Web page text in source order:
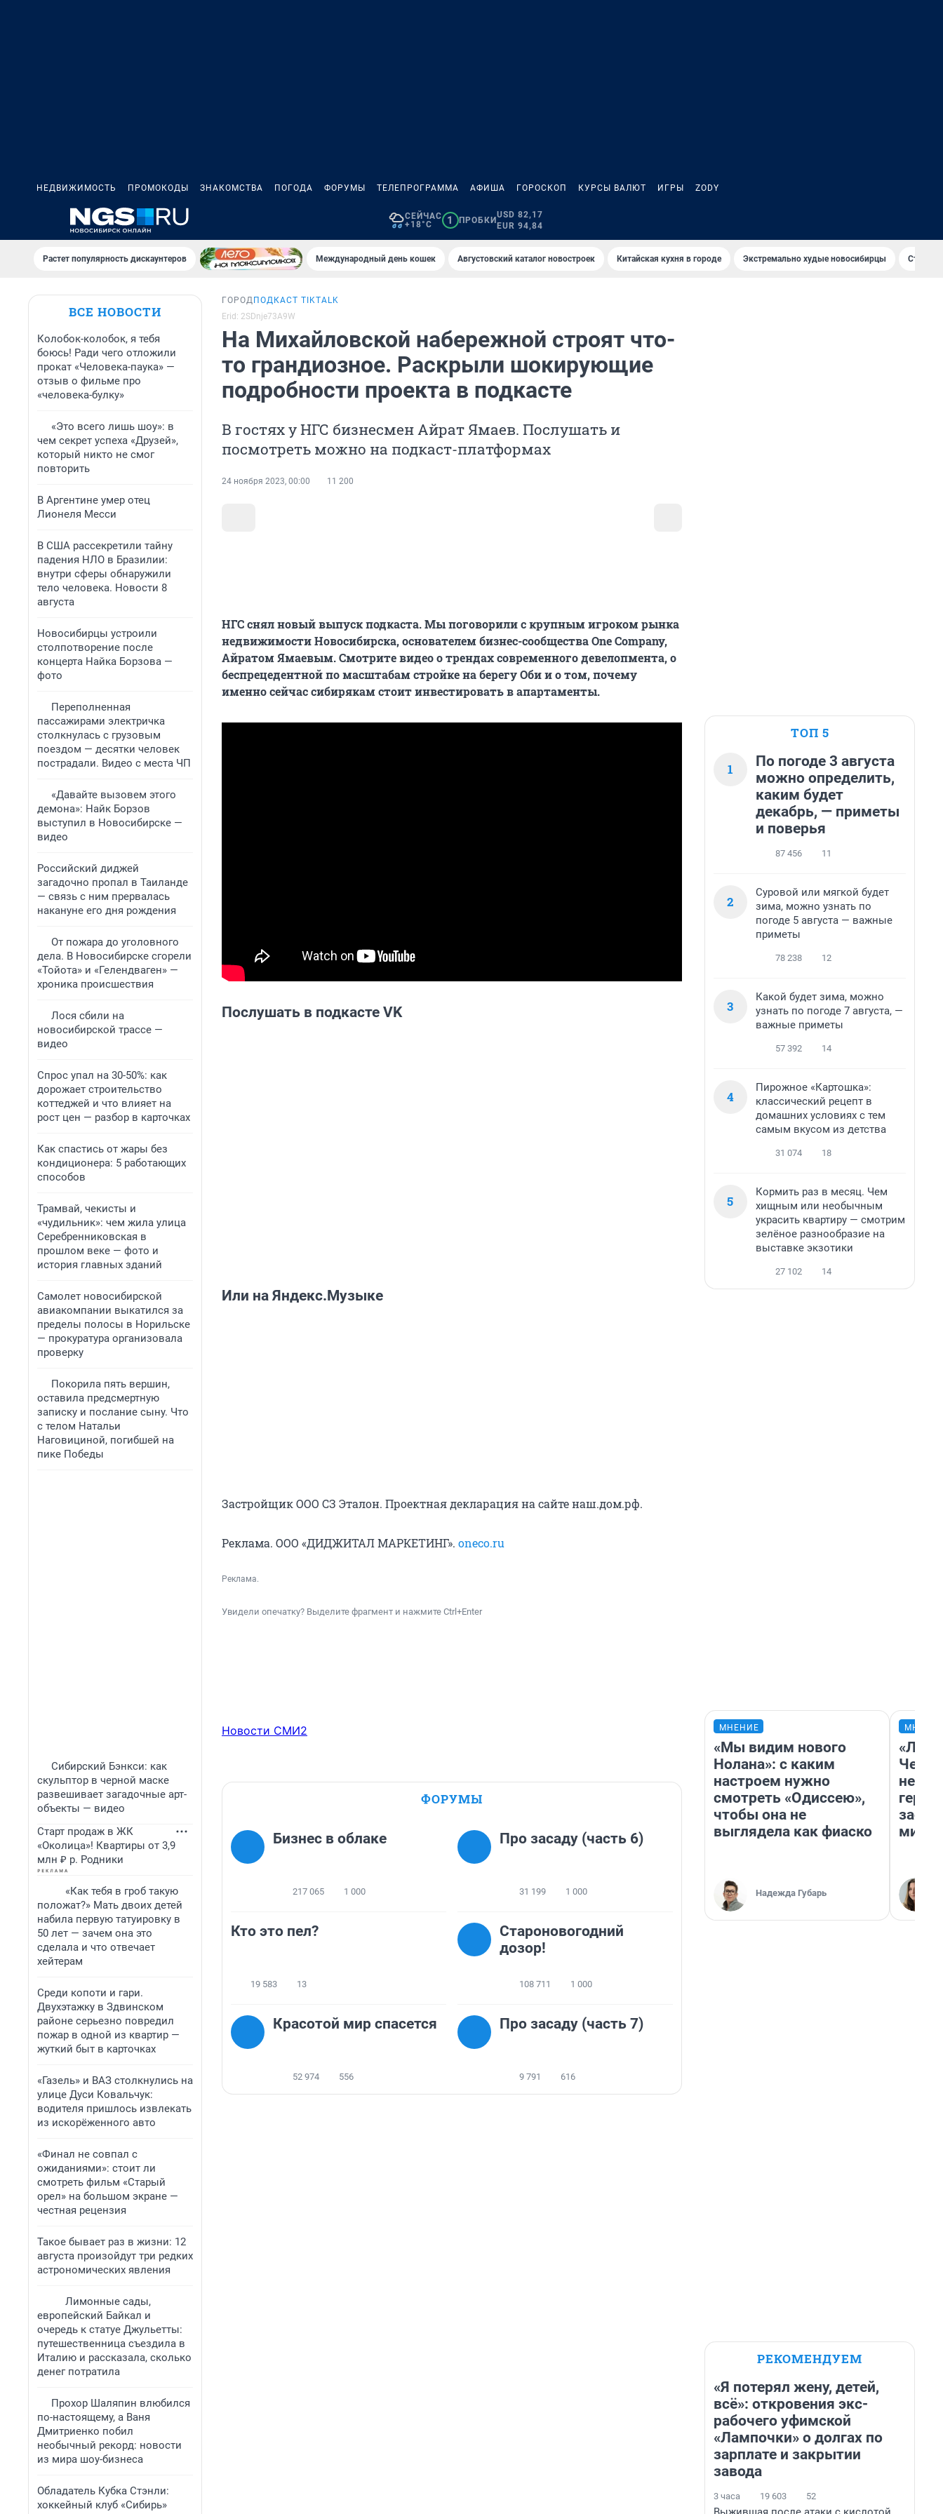
НЕДВИЖИМОСТЬ ПРОМОКОДЫ ЗНАКОМСТВА ПОГОДА ФОРУМЫ ТЕЛЕПРОГРАММА АФИША ГОРОСКОП КУРСЫ ВАЛЮТ ИГРЫ ZODY
СЕЙЧАС
+18°C
1 ПРОБКИ
USD 82,17
EUR 94,84
Растет популярность дискаунтеров Международный день кошек Августовский каталог новостроек Китайская кухня в городе Экстремально худые новосибирцы Старт
ВСЕ НОВОСТИ
Колобок-колобок, я тебя
боюсь! Ради чего отложили
прокат «Человека-паука» —
отзыв о фильме про
«человека-булку»
«Это всего лишь шоу»: в
чем секрет успеха «Друзей»,
который никто не смог
повторить
В Аргентине умер отец
Лионеля Месси
В США рассекретили тайну
падения НЛО в Бразилии:
внутри сферы обнаружили
тело человека. Новости 8
августа
Новосибирцы устроили
столпотворение после
концерта Найка Борзова —
фото
Переполненная
пассажирами электричка
столкнулась с грузовым
поездом — десятки человек
пострадали. Видео с места ЧП
«Давайте вызовем этого
демона»: Найк Борзов
выступил в Новосибирске —
видео
Российский диджей
загадочно пропал в Таиланде
— связь с ним прервалась
накануне его дня рождения
От пожара до уголовного
дела. В Новосибирске сгорели
«Тойота» и «Гелендваген» —
хроника происшествия
Лося сбили на
новосибирской трассе —
видео
Спрос упал на 30-50%: как
дорожает строительство
коттеджей и что влияет на
рост цен — разбор в карточках
Как спастись от жары без
кондиционера: 5 работающих
способов
Трамвай, чекисты и
«чудильник»: чем жила улица
Серебренниковская в
прошлом веке — фото и
история главных зданий
Самолет новосибирской
авиакомпании выкатился за
пределы полосы в Норильске
— прокуратура организовала
проверку
Покорила пять вершин,
оставила предсмертную
записку и послание сыну. Что
с телом Натальи
Наговициной, погибшей на
пике Победы
Сибирский Бэнкси: как
скульптор в черной маске
развешивает загадочные арт-
объекты — видео
Старт продаж в ЖК
«Околица»! Квартиры от 3,9
млн ₽ р. Родники
«Как тебя в гроб такую
положат?» Мать двоих детей
набила первую татуировку в
50 лет — зачем она это
сделала и что отвечает
хейтерам
Среди копоти и гари.
Двухэтажку в Здвинском
районе серьезно повредил
пожар в одной из квартир —
жуткий быт в карточках
«Газель» и ВАЗ столкнулись на
улице Дуси Ковальчук:
водителя пришлось извлекать
из искорёженного авто
«Финал не совпал с
ожиданиями»: стоит ли
смотреть фильм «Старый
орел» на большом экране —
честная рецензия
Такое бывает раз в жизни: 12
августа произойдут три редких
астрономических явления
Лимонные сады,
европейский Байкал и
очередь к статуе Джульетты:
путешественница съездила в
Италию и рассказала, сколько
денег потратила
Прохор Шаляпин влюбился
по-настоящему, а Ваня
Дмитриенко побил
необычный рекорд: новости
из мира шоу-бизнеса
Обладатель Кубка Стэнли:
хоккейный клуб «Сибирь»
ГОРОД ПОДКАСТ TIKTALK
Erid: 2SDnje73A9W
На Михайловской набережной строят что-
то грандиозное. Раскрыли шокирующие
подробности проекта в подкасте
В гостях у НГС бизнесмен Айрат Ямаев. Послушать и
посмотреть можно на подкаст-платформах
24 ноября 2023, 00:00 11 200
НГС снял новый выпуск подкаста. Мы поговорили с крупным игроком рынка
недвижимости Новосибирска, основателем бизнес-сообщества One Company,
Айратом Ямаевым. Смотрите видео о трендах современного девелопмента, о
беспрецедентной по масштабам стройке на берегу Оби и о том, почему
именно сейчас сибирякам стоит инвестировать в апартаменты.
Послушать в подкасте VK
Или на Яндекс.Музыке
Застройщик ООО СЗ Эталон. Проектная декларация на сайте наш.дом.рф.
Реклама. ООО «ДИДЖИТАЛ МАРКЕТИНГ». oneco.ru
Реклама.
Увидели опечатку? Выделите фрагмент и нажмите Ctrl+Enter
Новости СМИ2
ФОРУМЫ
Бизнес в облаке
217 065 1 000
Про засаду (часть 6)
31 199 1 000
Кто это пел?
19 583 13
Староновогодний
дозор!
108 711 1 000
Красотой мир спасется
52 974 556
Про засаду (часть 7)
9 791 616
ТОП 5
1
По погоде 3 августа
можно определить,
каким будет
декабрь, — приметы
и поверья
87 456 11
2
Суровой или мягкой будет
зима, можно узнать по
погоде 5 августа — важные
приметы
78 238 12
3
Какой будет зима, можно
узнать по погоде 7 августа, —
важные приметы
57 392 14
4
Пирожное «Картошка»:
классический рецепт в
домашних условиях с тем
самым вкусом из детства
31 074 18
5
Кормить раз в месяц. Чем
хищным или необычным
украсить квартиру — смотрим
зелёное разнообразие на
выставке экзотики
27 102 14
МНЕНИЕ
«Мы видим нового
Нолана»: с каким
настроем нужно
смотреть «Одиссею»,
чтобы она не
выглядела как фиаско
Надежда Губарь
Чем
герои
РЕКОМЕНДУЕМ
«Я потерял жену, детей,
всё»: откровения экс-
рабочего уфимской
«Лампочки» о долгах по
зарплате и закрытии
завода
3 часа 19 603 52